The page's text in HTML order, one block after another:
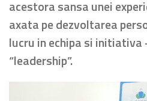
acestora sansa unei
axata pe dezvoltarea
lucru in echipa si
“leadership”.